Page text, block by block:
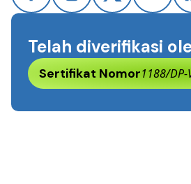
Telah diverifikasi
Sertifikat Nomor1188/